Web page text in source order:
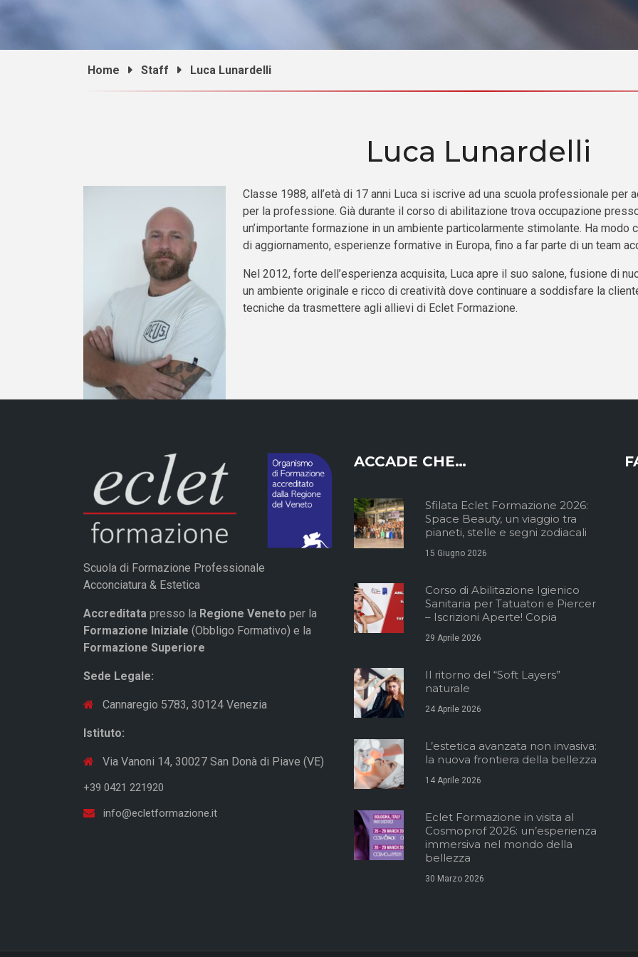
Home Staff Luca Lunardelli
Luca Lunardelli
Classe 1988, all’età di 17 anni Luca si iscrive ad una scuola professionale per
per la professione. Già durante il corso di abilitazione trova occupazione
un’importante formazione in un ambiente particolarmente stimolante. Ha
di aggiornamento, esperienze formative in Europa, fino a far parte di un team
Nel 2012, forte dell’esperienza acquisita, Luca apre il suo salone, fusione di
un ambiente originale e ricco di creatività dove continuare a soddisfare la
tecniche da trasmettere agli allievi di Eclet Formazione.
Scuola di Formazione Professionale
Acconciatura & Estetica
Accreditata presso la Regione Veneto per la
Formazione Iniziale (Obbligo Formativo) e la
Formazione Superiore
Sede Legale:
Cannaregio 5783, 30124 Venezia
Istituto:
Via Vanoni 14, 30027 San Donà di Piave (VE)
+39 0421 221920
info@ecletformazione.it
ACCADE CHE…
Sfilata Eclet Formazione 2026:
Space Beauty, un viaggio tra
pianeti, stelle e segni zodiacali
15 Giugno 2026
Corso di Abilitazione Igienico
Sanitaria per Tatuatori e Piercer
– Iscrizioni Aperte! Copia
29 Aprile 2026
Il ritorno del “Soft Layers”
naturale
24 Aprile 2026
L’estetica avanzata non invasiva:
la nuova frontiera della bellezza
14 Aprile 2026
Eclet Formazione in visita al
Cosmoprof 2026: un’esperienza
immersiva nel mondo della
bellezza
30 Marzo 2026